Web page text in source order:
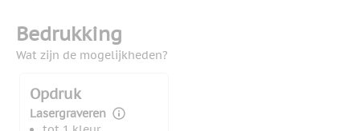
Bedrukking
Wat zijn de mogelijkheden?
Opdruk
Lasergraveren